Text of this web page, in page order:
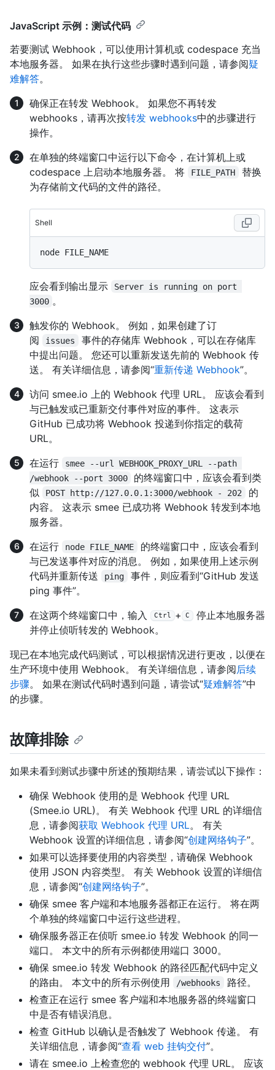
JavaScript 示例：测试代码
若要测试 Webhook，可以使用计算机或 codespace 充当
本地服务器。 如果在执行这些步骤时遇到问题，请参阅疑
难解答。
确保正在转发 Webhook。 如果您不再转发
webhooks，请再次按转发 webhooks中的步骤进行
操作。
在单独的终端窗口中运行以下命令，在计算机上或
codespace 上启动本地服务器。 将
FILE_PATH
替换
为存储前文代码的文件的路径。
Shell
应会看到输出显示
Server is running on port
3000 。
触发你的 Webhook。 例如，如果创建了订
阅
issues
事件的存储库 Webhook，可以在存储库
中提出问题。 您还可以重新发送先前的 Webhook 传
送。 有关详细信息，请参阅“重新传递 Webhook”。
访问 smee.io 上的 Webhook 代理 URL。 应该会看到
与已触发或已重新交付事件对应的事件。 这表示
GitHub 已成功将 Webhook 投递到你指定的载荷
URL。
在运行
smee --url WEBHOOK_PROXY_URL --path
/webhook --port 3000
的终端窗口中，应该会看到类
似
POST http://127.0.0.1:3000/webhook - 202
的
内容。 这表示 smee 已成功将 Webhook 转发到本地
服务器。
在运行
node FILE_NAME
的终端窗口中，应该会看到
与已发送事件对应的消息。 例如，如果使用上述示例
代码并重新传送
ping
事件，则应看到“GitHub 发送
ping 事件”。
在这两个终端窗口中，输入
Ctrl + C
停止本地服务器
并停止侦听转发的 Webhook。
现已在本地完成代码测试，可以根据情况进行更改，以便在
生产环境中使用 Webhook。 有关详细信息，请参阅后续
步骤。 如果在测试代码时遇到问题，请尝试“疑难解答”中
的步骤。
故障排除
如果未看到测试步骤中所述的预期结果，请尝试以下操作：
确保 Webhook 使用的是 Webhook 代理 URL
(Smee.io URL)。 有关 Webhook 代理 URL 的详细信
息，请参阅获取 Webhook 代理 URL。 有关
Webhook 设置的详细信息，请参阅“创建网络钩子”。
如果可以选择要使用的内容类型，请确保 Webhook
使用 JSON 内容类型。 有关 Webhook 设置的详细信
息，请参阅“创建网络钩子”。
确保 smee 客户端和本地服务器都正在运行。 将在两
个单独的终端窗口中运行这些进程。
确保服务器正在侦听 smee.io 转发 Webhook 的同一
端口。 本文中的所有示例都使用端口 3000。
确保 smee.io 转发 Webhook 的路径匹配代码中定义
的路由。 本文中的所有示例使用
/webhooks
路径。
检查正在运行 smee 客户端和本地服务器的终端窗口
中是否有错误消息。
检查 GitHub 以确认是否触发了 Webhook 传递。 有
关详细信息，请参阅“查看 web 挂钩交付”。
请在 smee.io 上检查您的 webhook 代理 URL。 应该